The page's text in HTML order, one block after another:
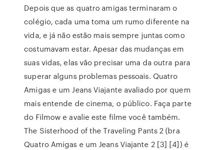
Depois que as quatro amigas terminaram o
colégio, cada uma toma um rumo diferente na
vida, e já não estão mais sempre juntas como
costumavam estar. Apesar das mudanças em
suas vidas, elas vão precisar uma da outra para
superar alguns problemas pessoais. Quatro
Amigas e um Jeans Viajante avaliado por quem
mais entende de cinema, o público. Faça parte
do Filmow e avalie este filme você também.
The Sisterhood of the Traveling Pants 2 (bra
Quatro Amigas e um Jeans Viajante 2 [3] [4]) é